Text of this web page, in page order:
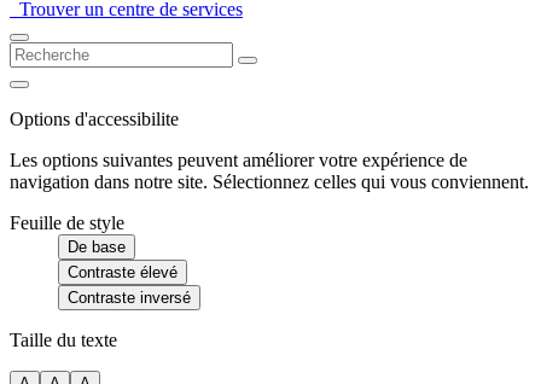
Trouver un centre de services
Options d'accessibilite
Les options suivantes peuvent améliorer votre expérience de
navigation dans notre site. Sélectionnez celles qui vous conviennent.
Feuille de style
De base
Contraste élevé
Contraste inversé
Taille du texte